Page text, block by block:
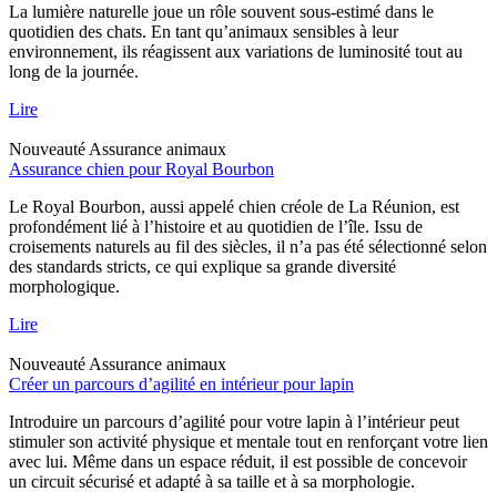
La lumière naturelle joue un rôle souvent sous-estimé dans le
quotidien des chats. En tant qu’animaux sensibles à leur
environnement, ils réagissent aux variations de luminosité tout au
long de la journée.
Lire
Nouveauté Assurance animaux
Assurance chien pour Royal Bourbon
Le Royal Bourbon, aussi appelé chien créole de La Réunion, est
profondément lié à l’histoire et au quotidien de l’île. Issu de
croisements naturels au fil des siècles, il n’a pas été sélectionné selon
des standards stricts, ce qui explique sa grande diversité
morphologique.
Lire
Nouveauté Assurance animaux
Créer un parcours d’agilité en intérieur pour lapin
Introduire un parcours d’agilité pour votre lapin à l’intérieur peut
stimuler son activité physique et mentale tout en renforçant votre lien
avec lui. Même dans un espace réduit, il est possible de concevoir
un circuit sécurisé et adapté à sa taille et à sa morphologie.